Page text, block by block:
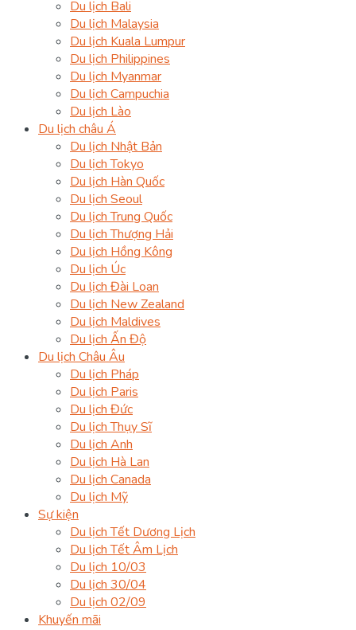
Du lịch Bali
Du lịch Malaysia
Du lịch Kuala Lumpur
Du lịch Philippines
Du lịch Myanmar
Du lịch Campuchia
Du lịch Lào
Du lịch châu Á
Du lịch Nhật Bản
Du lịch Tokyo
Du lịch Hàn Quốc
Du lịch Seoul
Du lịch Trung Quốc
Du lịch Thượng Hải
Du lịch Hồng Kông
Du lịch Úc
Du lịch Đài Loan
Du lịch New Zealand
Du lịch Maldives
Du lịch Ấn Độ
Du lịch Châu Âu
Du lịch Pháp
Du lịch Paris
Du lịch Đức
Du lịch Thụy Sĩ
Du lịch Anh
Du lịch Hà Lan
Du lịch Canada
Du lịch Mỹ
Sự kiện
Du lịch Tết Dương Lịch
Du lịch Tết Âm Lịch
Du lịch 10/03
Du lịch 30/04
Du lịch 02/09
Khuyến mãi